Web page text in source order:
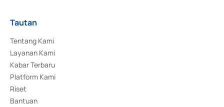
Tautan
Tentang Kami
Layanan Kami
Kabar Terbaru
Platform Kami
Riset
Bantuan